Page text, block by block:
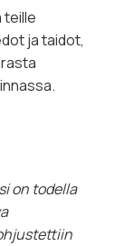
teille
ja taidot,
on todella